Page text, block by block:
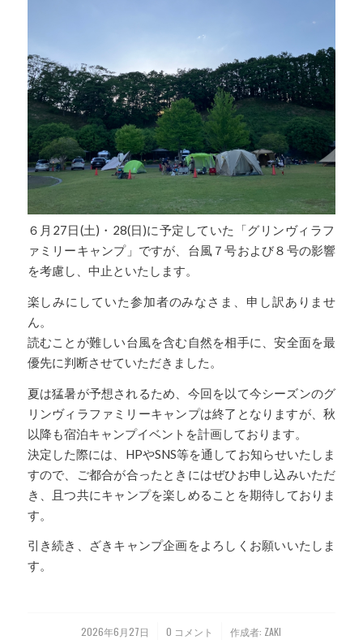
６月27日(土)・28(日)に予定していた「グリンヴィラフ
ァミリーキャンプ」ですが、台風７号および８号の影響
を考慮し、中止といたします。
楽しみにしていた参加者のみなさま、申し訳ありませ
ん。
読むことが難しい台風を含む自然を相手に、安全面を最
優先に判断させていただきました。
夏は猛暑が予想されるため、今回を以て今シーズンのグ
リンヴィラファミリーキャンプは終了となりますが、秋
以降も宿泊キャンプイベントを計画しております。
決定した際には、HPやSNS等を通してお知らせいたしま
すので、ご都合が合ったときにはぜひお申し込みいただ
き、且つ共にキャンプを楽しめることを期待しておりま
す。
引き続き、ざきキャンプ企画をよろしくお願いいたしま
す。
2026年6月27日
/ 0 コメント
/ 作成者: ZAKI